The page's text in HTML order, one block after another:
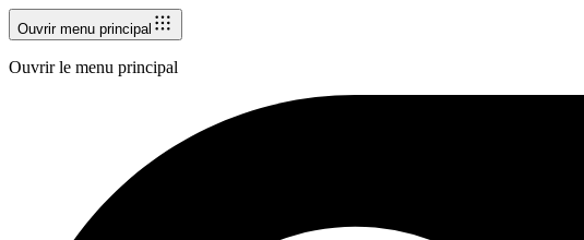
Ouvrir menu principal
Ouvrir le menu principal